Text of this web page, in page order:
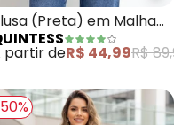
(Preta) em Malha
partir deR$ 44,99R$